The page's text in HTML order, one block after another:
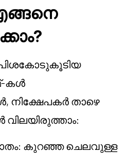
പിശകോടുകൂടിയ
കൾ
നിക്ഷേപകർ താഴെ
കുറഞ്ഞ ചെലവുള്ള